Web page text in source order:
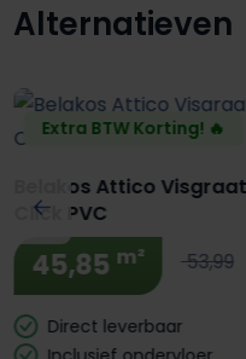
Productgalerij overslaan
Alternatieven
Extra BTW Korting! 🔥
Belakos Attico
Click PVC
45,85 m² 53,99
Direct leverbaar